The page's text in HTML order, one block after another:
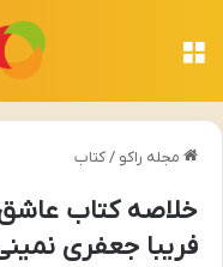
مجله راکو /کتاب
خلاصه کتاب عاشق
فریبا جعفری